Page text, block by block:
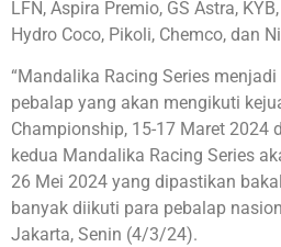
LFN, Aspira Premio, GS Astra,
Hydro Coco, Pikoli, Chemco, dan
“Mandalika Racing Series
pebalap yang akan mengikuti
Championship, 15-17 Maret 2024
kedua Mandalika Racing Series
26 Mei 2024 yang dipastikan
banyak diikuti para pebalap
Jakarta, Senin (4/3/24).